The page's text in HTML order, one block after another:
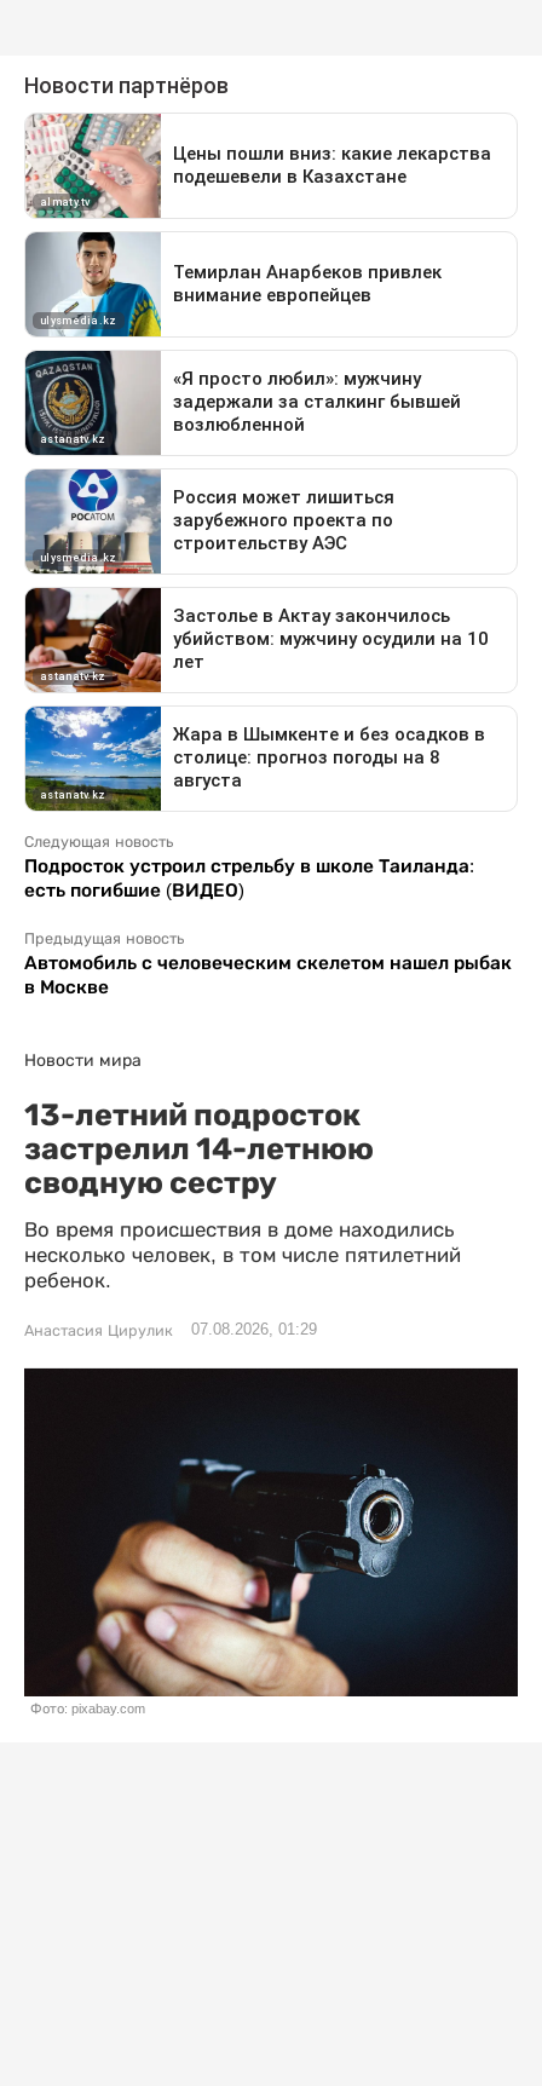
Следующая новость
Подросток устроил стрельбу в школе Таиланда:
есть погибшие (ВИДЕО)
Предыдущая новость
Автомобиль с человеческим скелетом нашел рыбак
в Москве
Новости мира
13-летний подросток
застрелил 14-летнюю
сводную сестру
Во время происшествия в доме находились
несколько человек, в том числе пятилетний
ребенок.
Анастасия Цирулик 07.08.2026, 01:29
Фото: pixabay.com